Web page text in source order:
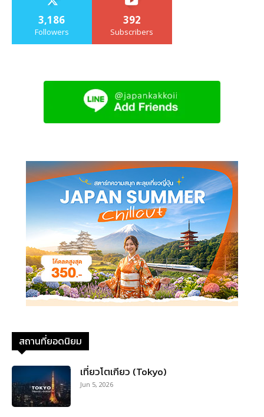
3,186
Followers
392
Subscribers
สถานที่ยอดนิยม
เที่ยวโตเกียว (Tokyo)
Jun 5, 2026